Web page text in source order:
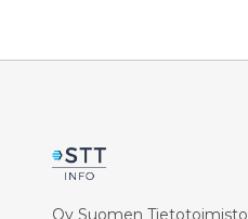
Oy Suomen Tietotoimisto